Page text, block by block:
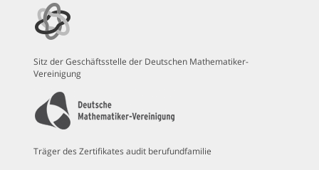
Sitz der Geschäftsstelle der Deutschen Mathematiker-
Vereinigung
Träger des Zertifikates audit berufundfamilie